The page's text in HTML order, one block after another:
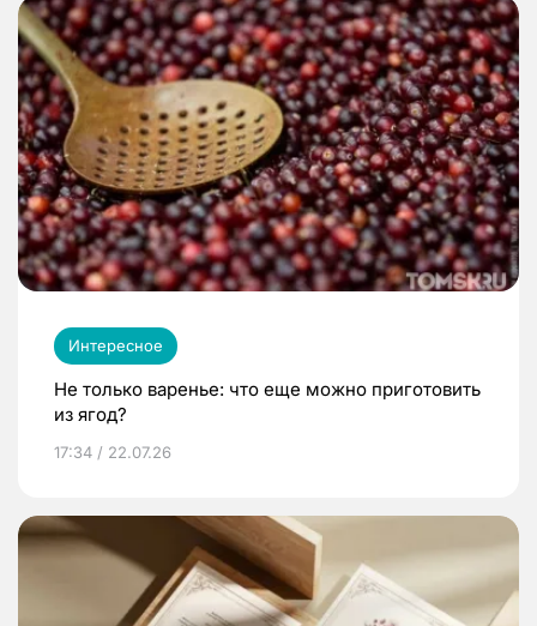
Интересное
Не только варенье: что еще можно приготовить
из ягод?
17:34 / 22.07.26